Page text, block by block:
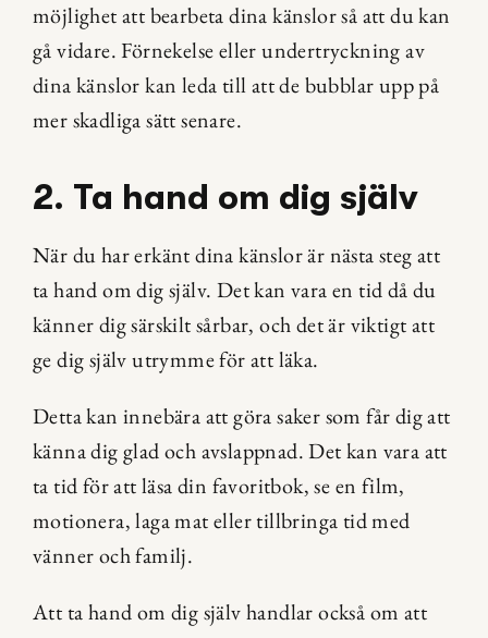
möjlighet att bearbeta dina känslor så att du kan
gå vidare. Förnekelse eller undertryckning av
dina känslor kan leda till att de bubblar upp på
mer skadliga sätt senare.
2. Ta hand om dig själv
När du har erkänt dina känslor är nästa steg att
ta hand om dig själv. Det kan vara en tid då du
känner dig särskilt sårbar, och det är viktigt att
ge dig själv utrymme för att läka.
Detta kan innebära att göra saker som får dig att
känna dig glad och avslappnad. Det kan vara att
ta tid för att läsa din favoritbok, se en film,
motionera, laga mat eller tillbringa tid med
vänner och familj.
Att ta hand om dig själv handlar också om att